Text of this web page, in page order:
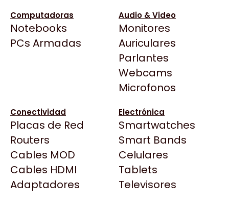
Computadoras
Notebooks
PCs Armadas
Audio & Video
Monitores
Auriculares
Parlantes
Webcams
Microfonos
Conectividad
Placas de Red
Routers
Cables MOD
Cables HDMI
Adaptadores
Electrónica
Smartwatches
Smart Bands
Celulares
Tablets
Televisores
BenQ
CX
Cooler Master
Deepcool
Dell
EVGA
Gamemax
Genesis
Genius
Todas las Tiendas
Click Gaming
Compufan Store
Dinobyte
Full H4rd
Gaming City
Gezatek
$147.515
Ver producto en la página de Gaming Point